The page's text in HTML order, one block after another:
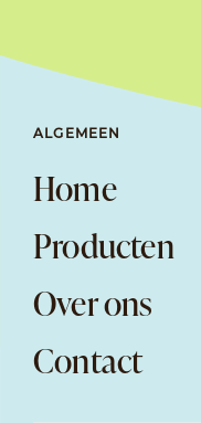
ALGEMEEN
Home
Producten
Over ons
Contact